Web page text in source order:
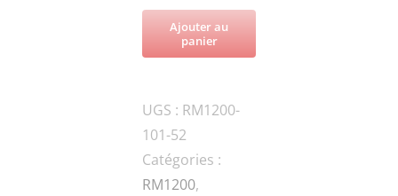
de
RM1200D-
FN.B-
8.8-
1
BOLT
Ajouter au
panier
UGS : RM1200-
101-52
Catégories :
RM1200,